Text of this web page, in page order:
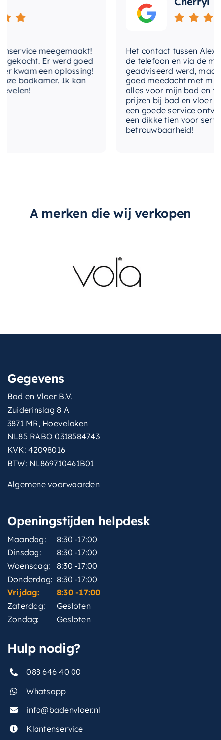
Ondanks zijn compacte formaat biedt het
voldoende ruimte om uw toiletartikelen netjes te
Laat deMondiaz EASY Planchetuw badkamer
verfraaien en functioneler maken. Bestel nu en
ervaar de kwaliteit en stijl van Mondiaz
meegemaakt!
Er werd goed
een oplossing!
badkamer. Ik kan
Het contact tussen Alex
de telefoon en via de mail,
geadviseerd werd, maar
goed meedacht met mij.
alles voor mijn bad en
prijzen bij bad en vloer
een goede service
een dikke tien voor
betrouwbaarheid!
A merken die wij verkopen
Gegevens
Bad en Vloer B.V.
Zuiderinslag 8 A
3871 MR, Hoevelaken
NL85 RABO 0318584743
KVK: 42098016
BTW: NL869710461B01
Algemene voorwaarden
Openingstijden helpdesk
Maandag:
8:30 -17:00
Dinsdag:
8:30 -17:00
Woensdag:
8:30 -17:00
Donderdag: 8:30 -17:00
Vrijdag:
8:30 -17:00
Zaterdag:
Gesloten
Zondag:
Gesloten
Hulp nodig?
088 646 40 00
Whatsapp
info@badenvloer.nl
Klantenservice